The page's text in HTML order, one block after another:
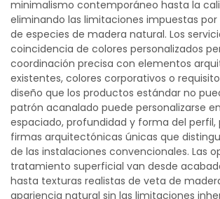
minimalismo contemporáneo hasta la
eliminando las limitaciones impuestas por
de especies de madera natural. Los
coincidencia de colores personalizados
coordinación precisa con elementos
existentes, colores corporativos o
diseño que los productos estándar no
patrón acanalado puede personalizarse
espaciado, profundidad y forma del perfil,
firmas arquitectónicas únicas que
de las instalaciones convencionales. Las
tratamiento superficial van desde
hasta texturas realistas de veta de
apariencia natural sin las limitaciones